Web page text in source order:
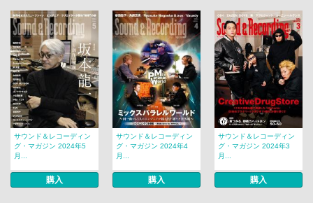
サウンド＆レコーディン
グ・マガジン 2024年5
月...
購入
サウンド＆レコーディン
グ・マガジン 2024年4
月...
購入
サウンド＆レコーディン
グ・マガジン 2024年3
月...
購入